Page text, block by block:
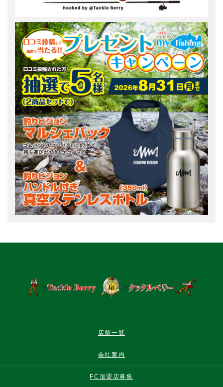
店舗一覧
会社案内
FC加盟店募集